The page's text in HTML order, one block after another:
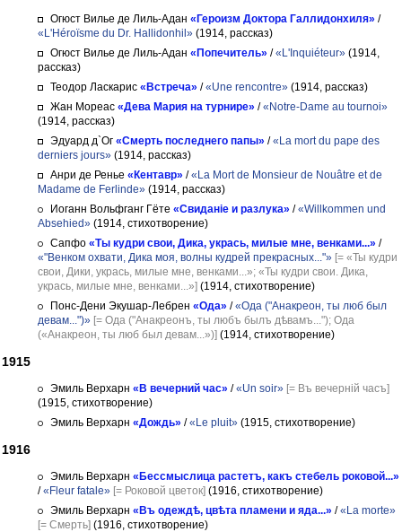
Огюст Вилье де Лиль-Адан «Героизм Доктора Галлидонхиля» /
«L'Héroïsme du Dr. Hallidonhil» (1914, рассказ)
Огюст Вилье де Лиль-Адан «Попечитель» /«L'Inquiéteur» (1914,
рассказ)
Теодор Ласкарис «Встреча» /«Une rencontre» (1914, рассказ)
Жан Мореас «Дева Мария на турнире» /«Notre-Dame au tournoi»
(1914, рассказ)
Эдуард д`Ог «Смерть последнего папы» /«La mort du pape des
derniers jours» (1914, рассказ)
Анри де Ренье «Кентавр» /«La Mort de Monsieur de Nouâtre et de
Madame de Ferlinde» (1914, рассказ)
Иоганн Вольфганг Гёте «Свиданіе и разлука» /«Willkommen und
Absehied» (1914, стихотворение)
Сапфо «Ты кудри свои, Дика, укрась, милые мне, венками...» /
«"Венком охвати, Дика моя, волны кудрей прекрасных..."» [= «Ты кудри
свои, Дики, укрась, милые мне, венками...»; «Ты кудри свои. Дика,
укрась, милые мне, венками...»] (1914, стихотворение)
Понс-Дени Экушар-Лебрен «Ода» /«Ода ("Анакреон, ты люб был
девам...")» [= Ода ("Анакреонъ, ты любъ былъ дѣвамъ..."); Ода
(«Анакреон, ты люб был девам...»)] (1914, стихотворение)
1915
Эмиль Верхарн «В вечерний час» /«Un soir» [= Въ вечерній часъ]
(1915, стихотворение)
Эмиль Верхарн «Дождь» /«Le pluit» (1915, стихотворение)
1916
Эмиль Верхарн «Бессмыслица растетъ, какъ стебель роковой...»
/«Fleur fatale» [= Роковой цветок] (1916, стихотворение)
Эмиль Верхарн «Въ одеждѣ, цвѣта пламени и яда...» /«La morte»
[= Смерть] (1916, стихотворение)